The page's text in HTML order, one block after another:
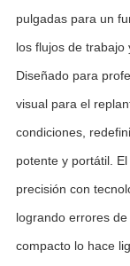
pulgadas para un
los flujos de trabajo
Diseñado para
visual para el
condiciones,
potente y portátil. El
precisión con
logrando errores
compacto lo hace